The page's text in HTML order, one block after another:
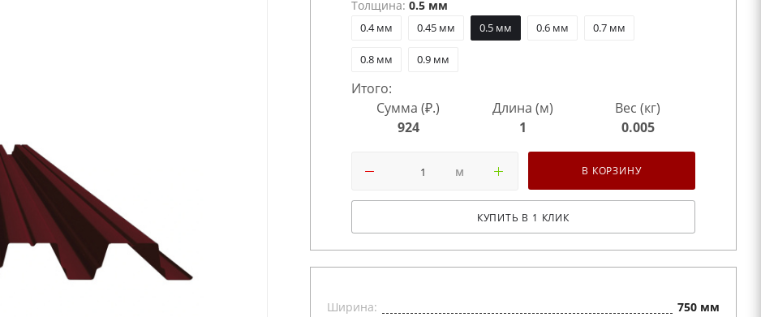
Толщина: 0.5 мм
0.4 мм 0.45 мм 0.5 мм 0.6 мм 0.7 мм
0.8 мм 0.9 мм
Итого:
Сумма (₽.)
924
Длина (м)
1
Вес (кг)
0.005
м В КОРЗИНУ
КУПИТЬ В 1 КЛИК
Ширина:
750 мм